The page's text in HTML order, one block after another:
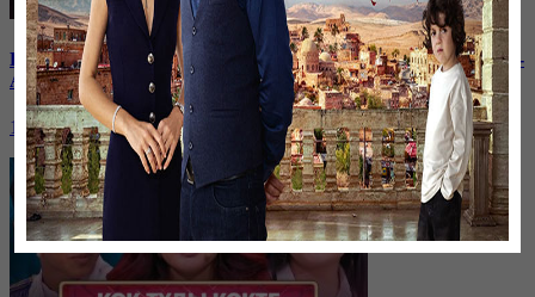
Балам мектептегі буллингтен кейін өзгеріп кетті | «Қыздар-
Ай»
19 декабря, 17:00